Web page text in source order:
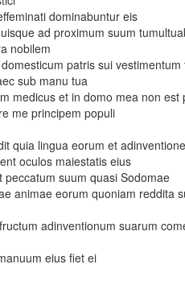
dominabuntur eis
ad proximum suum
nobilem
patris sui vestimentum
sub manu tua
medicus et in domo mea non est
me principem populi
quia lingua eorum et
oculos maiestatis eius
suum quasi Sodomae
animae eorum quoniam reddita
adinventionum suarum
eius fiet ei